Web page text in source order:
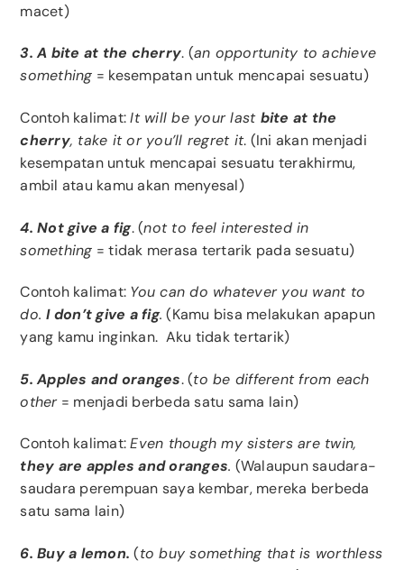
macet)
3. A bite at the cherry. (an opportunity to achieve
something = kesempatan untuk mencapai sesuatu)
Contoh kalimat:It will be your last bite at the
cherry, take it or you’ll regret it. (Ini akan menjadi
kesempatan untuk mencapai sesuatu terakhirmu,
ambil atau kamu akan menyesal)
4. Not give a fig. (not to feel interested in
something = tidak merasa tertarik pada sesuatu)
Contoh kalimat: You can do whatever you want to
do.I don’t give a fig. (Kamu bisa melakukan apapun
yang kamu inginkan. Aku tidak tertarik)
5. Apples and oranges. (to be different from each
other= menjadi berbeda satu sama lain)
Contoh kalimat:Even though my sisters are twin,
they are apples and oranges. (Walaupun saudara-
saudara perempuan saya kembar, mereka berbeda
satu sama lain)
6. Buy a lemon. (tobuy something thatis worthless